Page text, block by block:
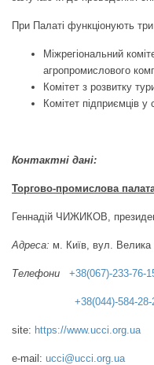
При Палаті функціонують
Міжрегіональний
агропромислового
Комітет з розвитку
Комітет підприємців у
Контактні дані:
Торгово-промислова
Геннадій ЧИЖИКОВ,
Адреса: м. Київ, вул.
Телефони +38(067)-233-76-
+38(044)-584-28-
site: https://www.ucci.org.ua
e-mail: ucci@ucci.org.ua